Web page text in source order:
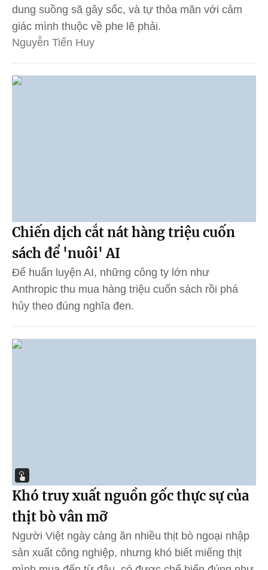
dung suồng sã gây sốc, và tự thỏa mãn với cảm
giác mình thuộc về phe lẽ phải.
Nguyễn Tiến Huy
Chiến dịch cắt nát hàng triệu cuốn
sách để 'nuôi' AI
Để huấn luyện AI, những công ty lớn như
Anthropic thu mua hàng triệu cuốn sách rồi phá
hủy theo đúng nghĩa đen.
Khó truy xuất nguồn gốc thực sự của
thịt bò vân mỡ
Người Việt ngày càng ăn nhiều thịt bò ngoại nhập
sản xuất công nghiệp, nhưng khó biết miếng thịt